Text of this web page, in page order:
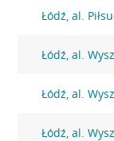
Łódź, al.
Łódź, al.
Łódź, al.
Łódź, al.